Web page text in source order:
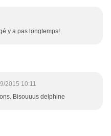
y a pas longtemps!
2015 10:11
Bisouuus delphine